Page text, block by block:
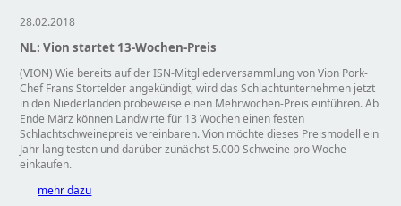
28.02.2018
NL: Vion startet 13-Wochen-Preis
(VION) Wie bereits auf der ISN-Mitgliederversammlung von Vion Pork-
Chef Frans Stortelder angekündigt, wird das Schlachtunternehmen jetzt
in den Niederlanden probeweise einen Mehrwochen-Preis einführen. Ab
Ende März können Landwirte für 13 Wochen einen festen
Schlachtschweinepreis vereinbaren. Vion möchte dieses Preismodell ein
Jahr lang testen und darüber zunächst 5.000 Schweine pro Woche
einkaufen.
mehr dazu